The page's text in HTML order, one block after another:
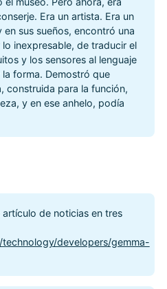
Era un artista. Era un
sus sueños, encontró una
inexpresable, de traducir el
y los sensores al lenguaje
forma. Demostró que
construida para la función,
y en ese anhelo, podía
artículo de noticias en tres
developers/gemma-